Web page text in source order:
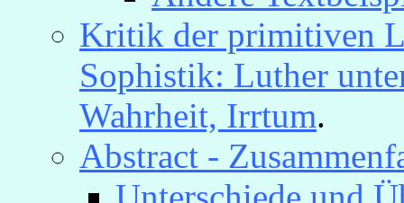
Kritik der primitiven
Sophistik: Luther
Wahrheit, Irrtum.
Abstract -